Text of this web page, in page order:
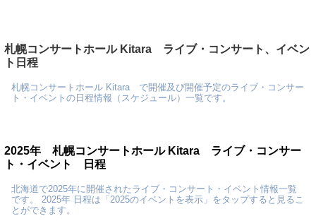
札幌コンサートホール Kitara ライブ・コンサート、イベン
ト日程
札幌コンサートホール Kitara で開催及び開催予定のライブ・コンサー
ト・イベントの日程情報（スケジュール）一覧です。
2025年 札幌コンサートホール Kitara ライブ・コンサー
ト・イベント 日程
北海道で2025年に開催されたライブ・コンサート・イベント情報一覧
です。 2025年 日程は「2025のイベントを表示」をタップすると見るこ
とができます。